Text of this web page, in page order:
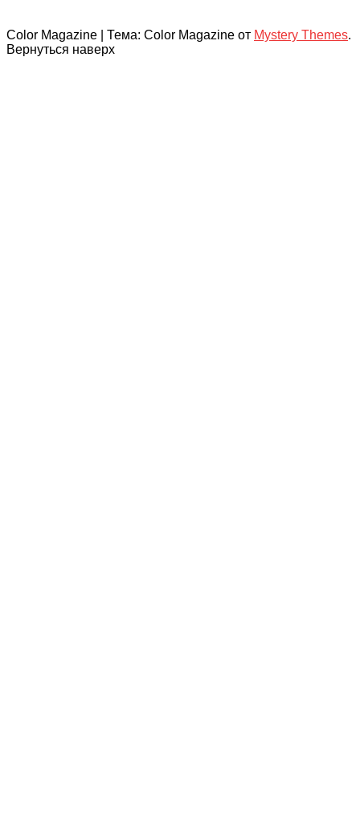
Color Magazine Тема: Color Magazine от Mystery Themes.
Вернуться наверх